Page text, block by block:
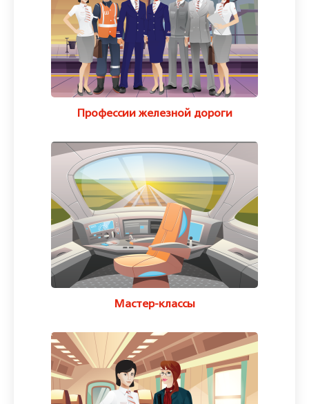
Профессии железной дороги
Мастер-классы